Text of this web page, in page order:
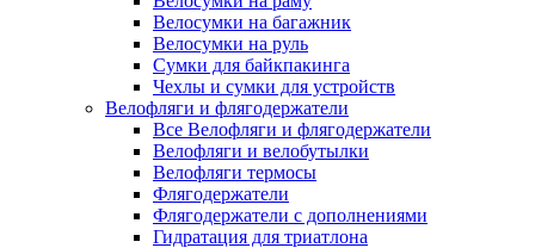
Велосумки на багажник
Велосумки на руль
Сумки для байкпакинга
Чехлы и сумки для устройств
Велофляги и флягодержатели
Все Велофляги и флягодержатели
Велофляги и велобутылки
Велофляги термосы
Флягодержатели
Флягодержатели с дополнениями
Гидратация для триатлона